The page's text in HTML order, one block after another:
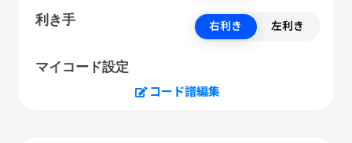
利き手 右利き 左利き
マイコード設定
コード譜編集